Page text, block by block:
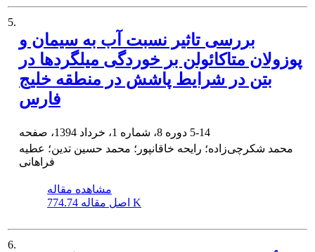
5.
بررسی تاثیر نسبت آب به سیمان و
پوزولان متاکائولن بر خوردگی میلگردها در
بتن در شرایط پاشش در منطقه خلیج
فارس
5-14
محمد شکرچی‌زاده؛ رایحه خاقانپور؛ محمد حسین تدین؛ عطیه
فراهانی
مشاهده مقاله
اصل مقاله 774.74 K
6.